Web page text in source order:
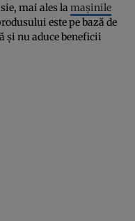
mai ales la mașinile
este pe bază de
și nu aduce beneficii